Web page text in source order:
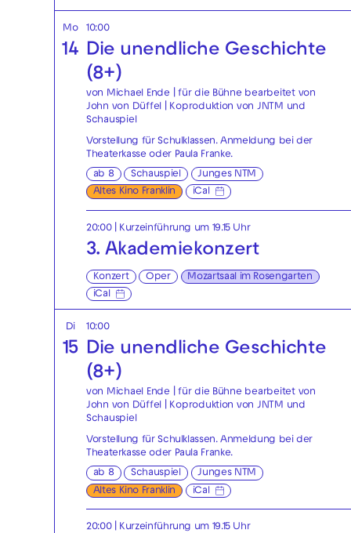
Mo
14
10:00
Die unendliche Geschichte
(8+)
von Michael Ende | für die Bühne bearbeitet von
John von Düffel | Koproduktion von JNTM und
Schauspiel
Vorstellung für Schulklassen. Anmeldung bei der
Theaterkasseoder Paula Franke.
ab 8 Schauspiel
Junges NTM
Altes Kino Franklin
iCal
20:00 | Kurzeinführung um 19.15 Uhr
3. Akademiekonzert
Konzert Oper
Mozartsaal im Rosengarten
iCal
Di
15
10:00
Die unendliche Geschichte
(8+)
von Michael Ende | für die Bühne bearbeitet von
John von Düffel | Koproduktion von JNTM und
Schauspiel
Vorstellung für Schulklassen. Anmeldung bei der
Theaterkasseoder Paula Franke.
ab 8 Schauspiel
Junges NTM
Altes Kino Franklin
iCal
20:00 | Kurzeinführung um 19.15 Uhr